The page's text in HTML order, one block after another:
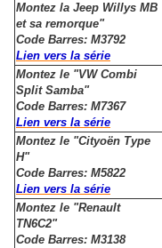
Montez la Jeep Willys MB
et sa remorque"
Code Barres: M3792
Lien vers la série
Montez le "VW Combi
Split Samba"
Code Barres: M7367
Lien vers la série
Montez le "Cityoën Type
H"
Code Barres: M5822
Lien vers la série
Montez le "Renault
TN6C2"
Code Barres: M3138